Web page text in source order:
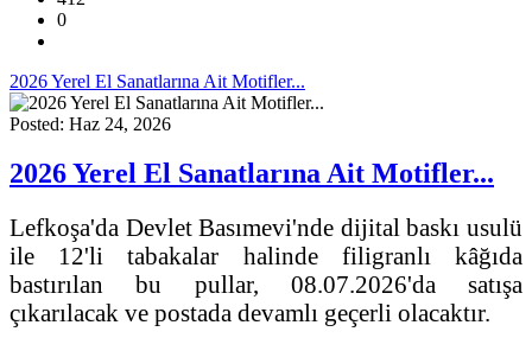
0
2026 Yerel El Sanatlarına Ait Motifler...
Posted: Haz 24, 2026
2026 Yerel El Sanatlarına Ait Motifler...
Lefkoşa'da Devlet Basımevi'nde dijital baskı usulü
ile 12'li tabakalar halinde filigranlı kâğıda
bastırılan bu pullar, 08.07.2026'da satışa
çıkarılacak ve postada devamlı geçerli olacaktır.